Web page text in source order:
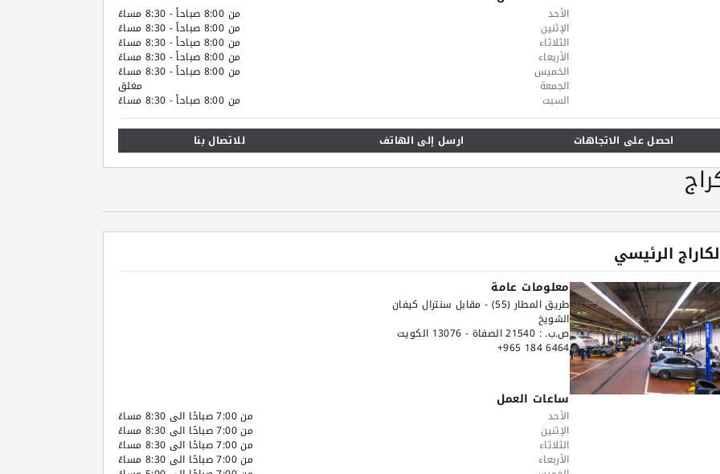
الأحد
من 8:00 صباحاً - 8:30 مساءً
الإثنين
من 8:00 صباحاً - 8:30 مساءً
الثلاثاء
من 8:00 صباحاً - 8:30 مساءً
الأربعاء
من 8:00 صباحاً - 8:30 مساءً
الخميس
من 8:00 صباحاً - 8:30 مساءً
الجمعة
مغلق
السبت
من 8:00 صباحاً - 8:30 مساءً
احصل على الاتجاهات ارسل إلى الهاتف للاتصال بنا
الرئيسي
معلومات عامة
طريق المطار (55) - مقابل سنترال كيفان
الشويخ
ص.ب. : 21540 الصفاة - 13076 الكويت
+965 184 6464
ساعات العمل
الأحد
من 7:00 صباحًا الى 8:30 مساءً
الإثنين
من 7:00 صباحًا الى 8:30 مساءً
الثلاثاء
من 7:00 صباحًا الى 8:30 مساءً
الأربعاء
من 7:00 صباحًا الى 8:30 مساءً